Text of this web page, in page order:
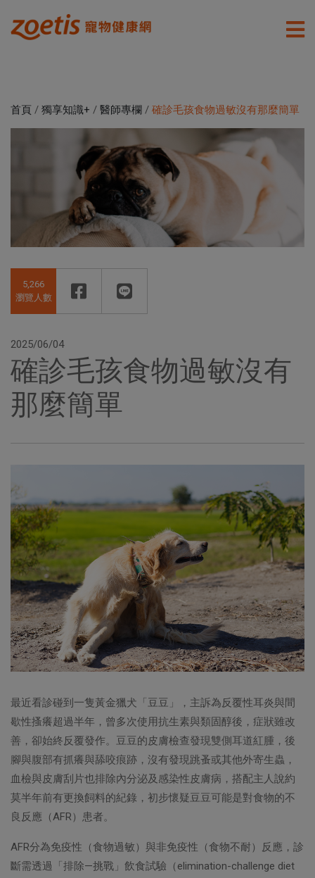
首頁 / 獨享知識+ / 醫師專欄 / 確診毛孩食物過敏沒有那麼簡單
5,266
瀏覽人數
2025/06/04
確診毛孩食物過敏沒有
那麼簡單
最近看診碰到一隻黃金獵犬「豆豆」，主訴為反覆性耳炎與間
歇性搔癢超過半年，曾多次使用抗生素與類固醇後，症狀雖改
善，卻始終反覆發作。豆豆的皮膚檢查發現雙側耳道紅腫，後
腳與腹部有抓癢與舔咬痕跡，沒有發現跳蚤或其他外寄生蟲，
血檢與皮膚刮片也排除內分泌及感染性皮膚病，搭配主人說約
莫半年前有更換飼料的紀錄，初步懷疑豆豆可能是對食物的不
良反應（AFR）患者。
AFR分為免疫性（食物過敏）與非免疫性（食物不耐）反應，診
斷需透過「排除—挑戰」飲食試驗（elimination-challenge diet